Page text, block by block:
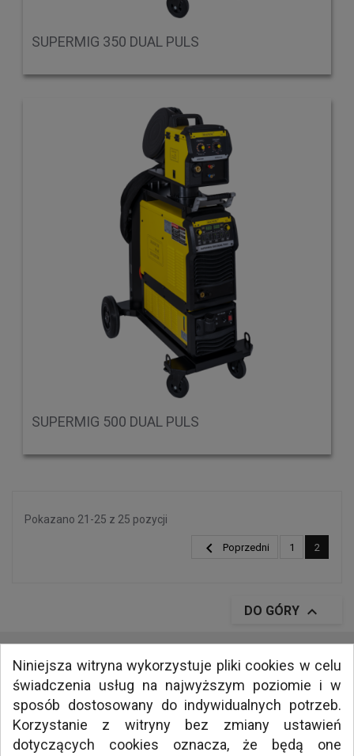
SUPERMIG 350 DUAL PULS
SUPERMIG 500 DUAL PULS
Pokazano 21-25 z 25 pozycji
 Poprzedni 1 2
DO GÓRY 
INFORMACJE
MEDIA
NAWIGACJA
Niniejsza witryna wykorzystuje pliki cookies w celu
świadczenia usług na najwyższym poziomie i w
sposób dostosowany do indywidualnych potrzeb.
Korzystanie z witryny bez zmiany ustawień
dotyczących cookies oznacza, że będą one